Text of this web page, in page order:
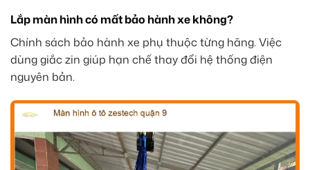
Lắp màn hình có mất bảo hành xe không?
Chính sách bảo hành xe phụ thuộc từng hãng. Việc
dùng giắc zin giúp hạn chế thay đổi hệ thống điện
nguyên bản.